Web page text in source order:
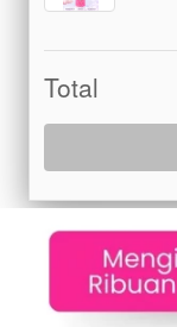
Total